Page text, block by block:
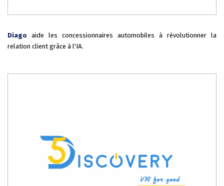
Diago
aide les concessionnaires automobiles à révolutionner la
relation client grâce à l'IA.